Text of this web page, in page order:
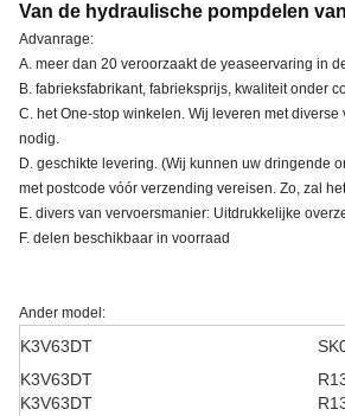
Van de hydraulische pompdelen
Advanrage:
A. meer dan 20 veroorzaakt de yeaseervaring in
B. fabrieksfabrikant, fabrieksprijs, kwaliteit onder
C. het One-stop winkelen. Wij leveren met
nodig.
D. geschikte levering. (Wij kunnen uw dringende
met postcode vóór verzending vereisen. Zo, zal
E. divers van vervoersmanier: Uitdrukkelijke
F. delen beschikbaar in voorraad
Ander model:
K3V63DT
K3V63DT
K3V63DT